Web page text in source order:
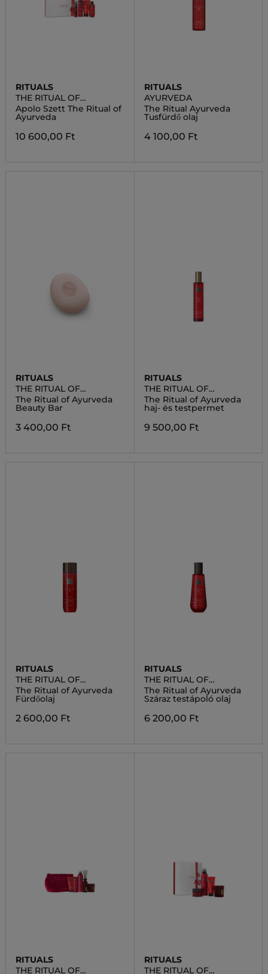
RITUALS
THE RITUAL OF
AYURVEDA
Apolo Szett The Ritual of
Ayurveda
10 600,00 Ft
RITUALS
AYURVEDA
The Ritual Ayurveda
Tusfürdő olaj
4 100,00 Ft
RITUALS
THE RITUAL OF
AYURVEDA
The Ritual of Ayurveda
Beauty Bar
3 400,00 Ft
RITUALS
THE RITUAL OF
AYURVEDA
The Ritual of Ayurveda
haj- és testpermet
9 500,00 Ft
RITUALS
THE RITUAL OF
AYURVEDA
The Ritual of Ayurveda
Fürdőolaj
2 600,00 Ft
RITUALS
THE RITUAL OF
AYURVEDA
The Ritual of Ayurveda
Száraz testápoló olaj
6 200,00 Ft
RITUALS
THE RITUAL OF
RITUALS
THE RITUAL OF